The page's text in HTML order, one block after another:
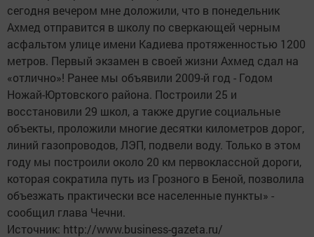
сегодня вечером мне доложили, что в понедельник
Ахмед отправится в школу по сверкающей черным
асфальтом улице имени Кадиева протяженностью 1200
метров. Первый экзамен в своей жизни Ахмед сдал на
«отлично»! Ранее мы объявили 2009-й год - Годом
Ножай-Юртовского района. Построили 25 и
восстановили 29 школ, а также другие социальные
объекты, проложили многие десятки километров дорог,
линий газопроводов, ЛЭП, подвели воду. Только в этом
году мы построили около 20 км первоклассной дороги,
которая сократила путь из Грозного в Беной, позволила
объезжать практически все населенные пункты» -
сообщил глава Чечни.
Источник: http://www.business-gazeta.ru/